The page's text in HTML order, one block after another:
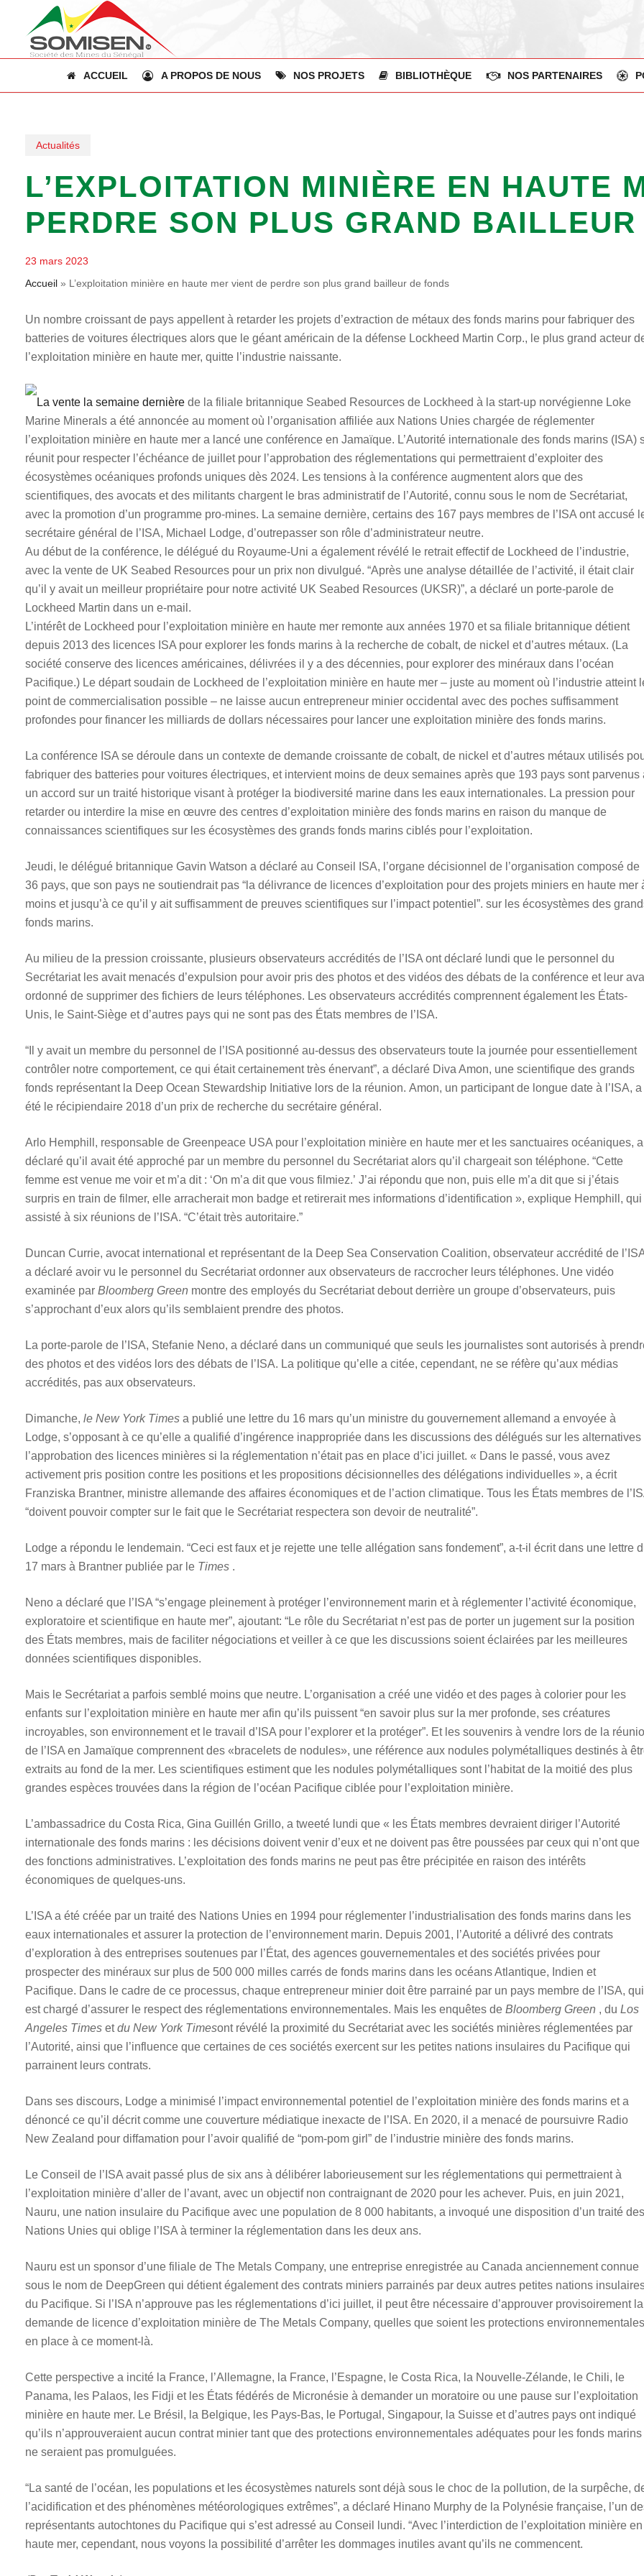
ACCUEIL A PROPOS DE NOUS NOS PROJETS BIBLIOTHÈQUE NOS PARTENAIRES
Actualités
L’EXPLOITATION MINIÈRE EN HAUTE
PERDRE SON PLUS GRAND BAILLEUR
23 mars 2023
Accueil » L’exploitation minière en haute mer vient de perdre son plus grand bailleur de fonds
Un nombre croissant de pays appellent à retarder les projets d’extraction de métaux des fonds marins pour fabriquer des
batteries de voitures électriques alors que le géant américain de la défense Lockheed Martin Corp., le plus grand acteur
l’exploitation minière en haute mer, quitte l’industrie naissante.
La vente la semaine dernière de la filiale britannique Seabed Resources de Lockheed à la start-up norvégienne Loke
Marine Minerals a été annoncée au moment où l’organisation affiliée aux Nations Unies chargée de réglementer
l’exploitation minière en haute mer a lancé une conférence en Jamaïque. L’Autorité internationale des fonds marins (ISA)
réunit pour respecter l’échéance de juillet pour l’approbation des réglementations qui permettraient d’exploiter des
écosystèmes océaniques profonds uniques dès 2024. Les tensions à la conférence augmentent alors que des
scientifiques, des avocats et des militants chargent le bras administratif de l’Autorité, connu sous le nom de Secrétariat,
avec la promotion d’un programme pro-mines. La semaine dernière, certains des 167 pays membres de l’ISA ont accusé
secrétaire général de l’ISA, Michael Lodge, d’outrepasser son rôle d’administrateur neutre.
Au début de la conférence, le délégué du Royaume-Uni a également révélé le retrait effectif de Lockheed de l’industrie,
avec la vente de UK Seabed Resources pour un prix non divulgué. “Après une analyse détaillée de l’activité, il était clair
qu’il y avait un meilleur propriétaire pour notre activité UK Seabed Resources (UKSR)”, a déclaré un porte-parole de
Lockheed Martin dans un e-mail.
L’intérêt de Lockheed pour l’exploitation minière en haute mer remonte aux années 1970 et sa filiale britannique détient
depuis 2013 des licences ISA pour explorer les fonds marins à la recherche de cobalt, de nickel et d’autres métaux. (La
société conserve des licences américaines, délivrées il y a des décennies, pour explorer des minéraux dans l’océan
Pacifique.) Le départ soudain de Lockheed de l’exploitation minière en haute mer – juste au moment où l’industrie atteint
point de commercialisation possible – ne laisse aucun entrepreneur minier occidental avec des poches suffisamment
profondes pour financer les milliards de dollars nécessaires pour lancer une exploitation minière des fonds marins.
La conférence ISA se déroule dans un contexte de demande croissante de cobalt, de nickel et d’autres métaux utilisés
fabriquer des batteries pour voitures électriques, et intervient moins de deux semaines après que 193 pays sont parvenus
un accord sur un traité historique visant à protéger la biodiversité marine dans les eaux internationales. La pression pour
retarder ou interdire la mise en œuvre des centres d’exploitation minière des fonds marins en raison du manque de
connaissances scientifiques sur les écosystèmes des grands fonds marins ciblés pour l’exploitation.
Jeudi, le délégué britannique Gavin Watson a déclaré au Conseil ISA, l’organe décisionnel de l’organisation composé de
36 pays, que son pays ne soutiendrait pas “la délivrance de licences d’exploitation pour des projets miniers en haute mer
moins et jusqu’à ce qu’il y ait suffisamment de preuves scientifiques sur l’impact potentiel”. sur les écosystèmes des
fonds marins.
Au milieu de la pression croissante, plusieurs observateurs accrédités de l’ISA ont déclaré lundi que le personnel du
Secrétariat les avait menacés d’expulsion pour avoir pris des photos et des vidéos des débats de la conférence et leur
ordonné de supprimer des fichiers de leurs téléphones. Les observateurs accrédités comprennent également les États-
Unis, le Saint-Siège et d’autres pays qui ne sont pas des États membres de l’ISA.
“Il y avait un membre du personnel de l’ISA positionné au-dessus des observateurs toute la journée pour essentiellement
contrôler notre comportement, ce qui était certainement très énervant”, a déclaré Diva Amon, une scientifique des grands
fonds représentant la Deep Ocean Stewardship Initiative lors de la réunion. Amon, un participant de longue date à l’ISA, a
été le récipiendaire 2018 d’un prix de recherche du secrétaire général.
Arlo Hemphill, responsable de Greenpeace USA pour l’exploitation minière en haute mer et les sanctuaires océaniques, a
déclaré qu’il avait été approché par un membre du personnel du Secrétariat alors qu’il chargeait son téléphone. “Cette
femme est venue me voir et m’a dit : ‘On m’a dit que vous filmiez.’ J’ai répondu que non, puis elle m’a dit que si j’étais
surpris en train de filmer, elle arracherait mon badge et retirerait mes informations d’identification », explique Hemphill, qui
assisté à six réunions de l’ISA. “C’était très autoritaire.”
Duncan Currie, avocat international et représentant de la Deep Sea Conservation Coalition, observateur accrédité de
a déclaré avoir vu le personnel du Secrétariat ordonner aux observateurs de raccrocher leurs téléphones. Une vidéo
examinée par Bloomberg Green montre des employés du Secrétariat debout derrière un groupe d’observateurs, puis
s’approchant d’eux alors qu’ils semblaient prendre des photos.
La porte-parole de l’ISA, Stefanie Neno, a déclaré dans un communiqué que seuls les journalistes sont autorisés à
des photos et des vidéos lors des débats de l’ISA. La politique qu’elle a citée, cependant, ne se réfère qu’aux médias
accrédités, pas aux observateurs.
Dimanche, le New York Times a publié une lettre du 16 mars qu’un ministre du gouvernement allemand a envoyée à
Lodge, s’opposant à ce qu’elle a qualifié d’ingérence inappropriée dans les discussions des délégués sur les alternatives
l’approbation des licences minières si la réglementation n’était pas en place d’ici juillet. « Dans le passé, vous avez
activement pris position contre les positions et les propositions décisionnelles des délégations individuelles », a écrit
Franziska Brantner, ministre allemande des affaires économiques et de l’action climatique. Tous les États membres de
“doivent pouvoir compter sur le fait que le Secrétariat respectera son devoir de neutralité”.
Lodge a répondu le lendemain. “Ceci est faux et je rejette une telle allégation sans fondement”, a-t-il écrit dans une lettre
17 mars à Brantner publiée par le Times .
Neno a déclaré que l’ISA “s’engage pleinement à protéger l’environnement marin et à réglementer l’activité économique,
exploratoire et scientifique en haute mer”, ajoutant: “Le rôle du Secrétariat n’est pas de porter un jugement sur la position
des États membres, mais de faciliter négociations et veiller à ce que les discussions soient éclairées par les meilleures
données scientifiques disponibles.
Mais le Secrétariat a parfois semblé moins que neutre. L’organisation a créé une vidéo et des pages à colorier pour les
enfants sur l’exploitation minière en haute mer afin qu’ils puissent “en savoir plus sur la mer profonde, ses créatures
incroyables, son environnement et le travail d’ISA pour l’explorer et la protéger”. Et les souvenirs à vendre lors de la
de l’ISA en Jamaïque comprennent des «bracelets de nodules», une référence aux nodules polymétalliques destinés à
extraits au fond de la mer. Les scientifiques estiment que les nodules polymétalliques sont l’habitat de la moitié des plus
grandes espèces trouvées dans la région de l’océan Pacifique ciblée pour l’exploitation minière.
L’ambassadrice du Costa Rica, Gina Guillén Grillo, a tweeté lundi que « les États membres devraient diriger l’Autorité
internationale des fonds marins : les décisions doivent venir d’eux et ne doivent pas être poussées par ceux qui n’ont que
des fonctions administratives. L’exploitation des fonds marins ne peut pas être précipitée en raison des intérêts
économiques de quelques-uns.
L’ISA a été créée par un traité des Nations Unies en 1994 pour réglementer l’industrialisation des fonds marins dans les
eaux internationales et assurer la protection de l’environnement marin. Depuis 2001, l’Autorité a délivré des contrats
d’exploration à des entreprises soutenues par l’État, des agences gouvernementales et des sociétés privées pour
prospecter des minéraux sur plus de 500 000 milles carrés de fonds marins dans les océans Atlantique, Indien et
Pacifique. Dans le cadre de ce processus, chaque entrepreneur minier doit être parrainé par un pays membre de l’ISA, qui
est chargé d’assurer le respect des réglementations environnementales. Mais les enquêtes de Bloomberg Green , du Los
Angeles Times etdu New York Timesont révélé la proximité du Secrétariat avec les sociétés minières réglementées par
l’Autorité, ainsi que l’influence que certaines de ces sociétés exercent sur les petites nations insulaires du Pacifique qui
parrainent leurs contrats.
Dans ses discours, Lodge a minimisé l’impact environnemental potentiel de l’exploitation minière des fonds marins et a
dénoncé ce qu’il décrit comme une couverture médiatique inexacte de l’ISA. En 2020, il a menacé de poursuivre Radio
New Zealand pour diffamation pour l’avoir qualifié de “pom-pom girl” de l’industrie minière des fonds marins.
Le Conseil de l’ISA avait passé plus de six ans à délibérer laborieusement sur les réglementations qui permettraient à
l’exploitation minière d’aller de l’avant, avec un objectif non contraignant de 2020 pour les achever. Puis, en juin 2021,
Nauru, une nation insulaire du Pacifique avec une population de 8 000 habitants, a invoqué une disposition d’un traité des
Nations Unies qui oblige l’ISA à terminer la réglementation dans les deux ans.
Nauru est un sponsor d’une filiale de The Metals Company, une entreprise enregistrée au Canada anciennement connue
sous le nom de DeepGreen qui détient également des contrats miniers parrainés par deux autres petites nations
du Pacifique. Si l’ISA n’approuve pas les réglementations d’ici juillet, il peut être nécessaire d’approuver provisoirement la
demande de licence d’exploitation minière de The Metals Company, quelles que soient les protections environnementales
en place à ce moment-là.
Cette perspective a incité la France, l’Allemagne, la France, l’Espagne, le Costa Rica, la Nouvelle-Zélande, le Chili, le
Panama, les Palaos, les Fidji et les États fédérés de Micronésie à demander un moratoire ou une pause sur l’exploitation
minière en haute mer. Le Brésil, la Belgique, les Pays-Bas, le Portugal, Singapour, la Suisse et d’autres pays ont indiqué
qu’ils n’approuveraient aucun contrat minier tant que des protections environnementales adéquates pour les fonds marins
ne seraient pas promulguées.
“La santé de l’océan, les populations et les écosystèmes naturels sont déjà sous le choc de la pollution, de la surpêche,
l’acidification et des phénomènes météorologiques extrêmes”, a déclaré Hinano Murphy de la Polynésie française, l’un
représentants autochtones du Pacifique qui s’est adressé au Conseil lundi. “Avec l’interdiction de l’exploitation minière en
haute mer, cependant, nous voyons la possibilité d’arrêter les dommages inutiles avant qu’ils ne commencent.